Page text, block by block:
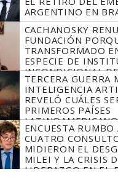
ARGENTINO EN
CACHANOSKY
FUNDACIÓN
TRANSFORMADO
ESPECIE DE
INCONDICIONAL
DE MILEI"
TERCERA GUERRA
INTELIGENCIA
REVELÓ CUÁLES
PRIMEROS PAÍSES
DERROTADOS
ENCUESTA
CUATRO
MIDIERON EL
MILEI Y LA CRISIS
LIDERAZGO EN EL